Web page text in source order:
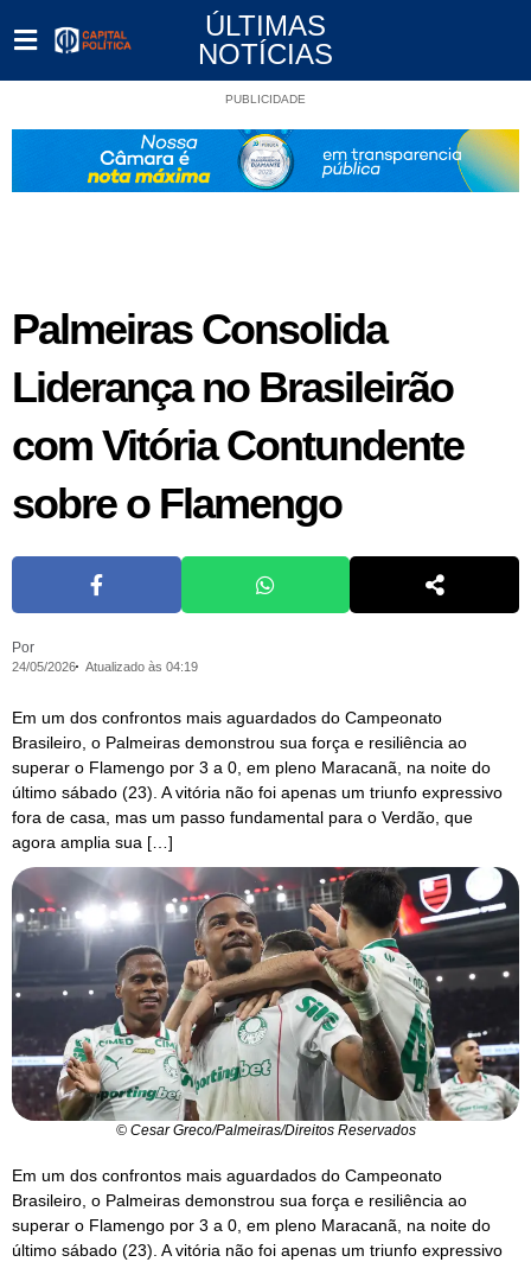
ÚLTIMAS
NOTÍCIAS
PUBLICIDADE
Palmeiras Consolida
Liderança no Brasileirão
com Vitória Contundente
sobre o Flamengo
Por
24/05/2026 Atualizado às 04:19
Em um dos confrontos mais aguardados do Campeonato
Brasileiro, o Palmeiras demonstrou sua força e resiliência ao
superar o Flamengo por 3 a 0, em pleno Maracanã, na noite do
último sábado (23). A vitória não foi apenas um triunfo expressivo
fora de casa, mas um passo fundamental para o Verdão, que
agora amplia sua […]
© Cesar Greco/Palmeiras/Direitos Reservados
Em um dos confrontos mais aguardados do Campeonato
Brasileiro, o Palmeiras demonstrou sua força e resiliência ao
superar o Flamengo por 3 a 0, em pleno Maracanã, na noite do
último sábado (23). A vitória não foi apenas um triunfo expressivo